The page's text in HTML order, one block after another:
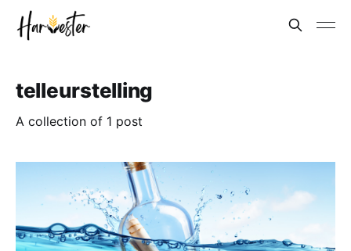
telleurstelling
A collection of 1 post